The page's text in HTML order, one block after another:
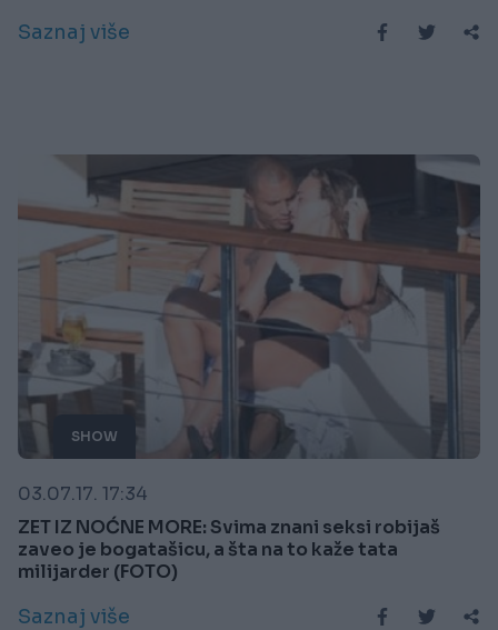
Saznaj više
SHOW
03.07.17. 17:34
ZET IZ NOĆNE MORE: Svima znani seksi robijaš
zaveo je bogatašicu, a šta na to kaže tata
milijarder (FOTO)
Saznaj više